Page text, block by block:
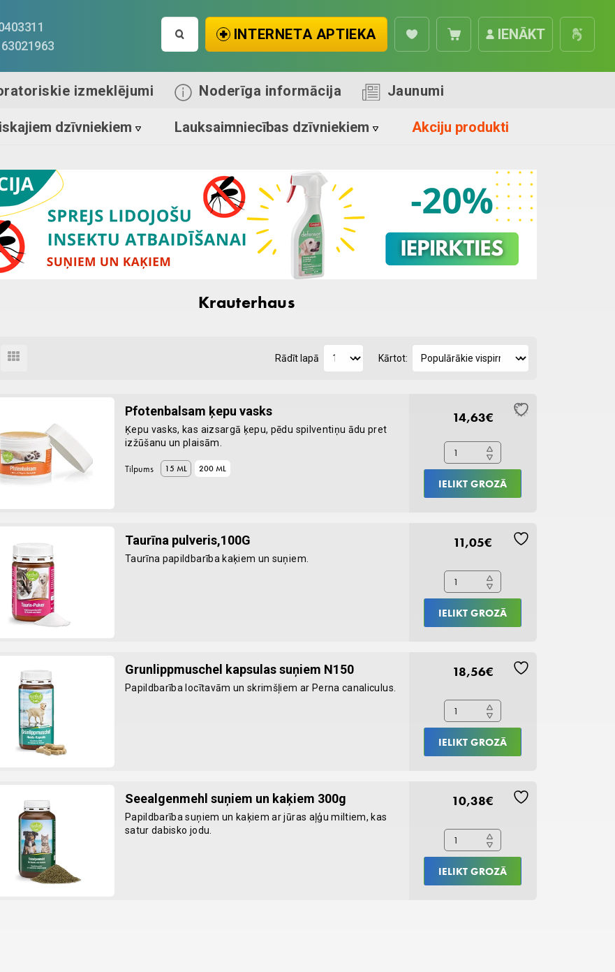
IENĀKT
INTERNETA APTIEKA
izmeklējumi Noderīga informācija Jaunumi
dzīvniekiem Lauksaimniecības dzīvniekiem Akciju produkti
Krauterhaus
Kārtot:
Rādīt lapā
Pfotenbalsam ķepu vasks
Ķepu vasks, kas aizsargā ķepu, pēdu spilventiņu ādu pret
izžūšanu un plaisām.
Tilpums 15 ML 200 ML
14,63€
ķepu
vasks
quantity
IELIKT GROZĀ
Taurīna pulveris,100G
Taurīna papildbarība kaķiem un suņiem.
11,05€
pulveris,100G
quantity
IELIKT GROZĀ
Grunlippmuschel kapsulas suņiem N150
Papildbarība locītavām un skrimšļiem ar Perna canaliculus.
18,56€
kapsulas
suņiem
N150
IELIKT GROZĀ
Seealgenmehl suņiem un kaķiem 300g
Papildbarība suņiem un kaķiem ar jūras aļģu miltiem, kas
satur dabisko jodu.
10,38€
suņiem
un
kaķiem
IELIKT GROZĀ